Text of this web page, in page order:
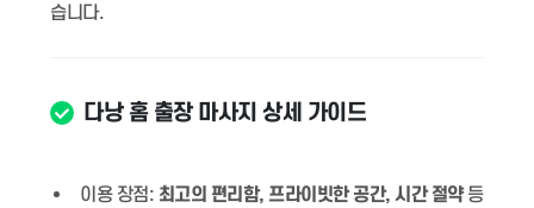
습니다.
다낭 홈 출장 마사지 상세 가이드
이용 장점: 최고의 편리함, 프라이빗한 공간, 시간 절약등